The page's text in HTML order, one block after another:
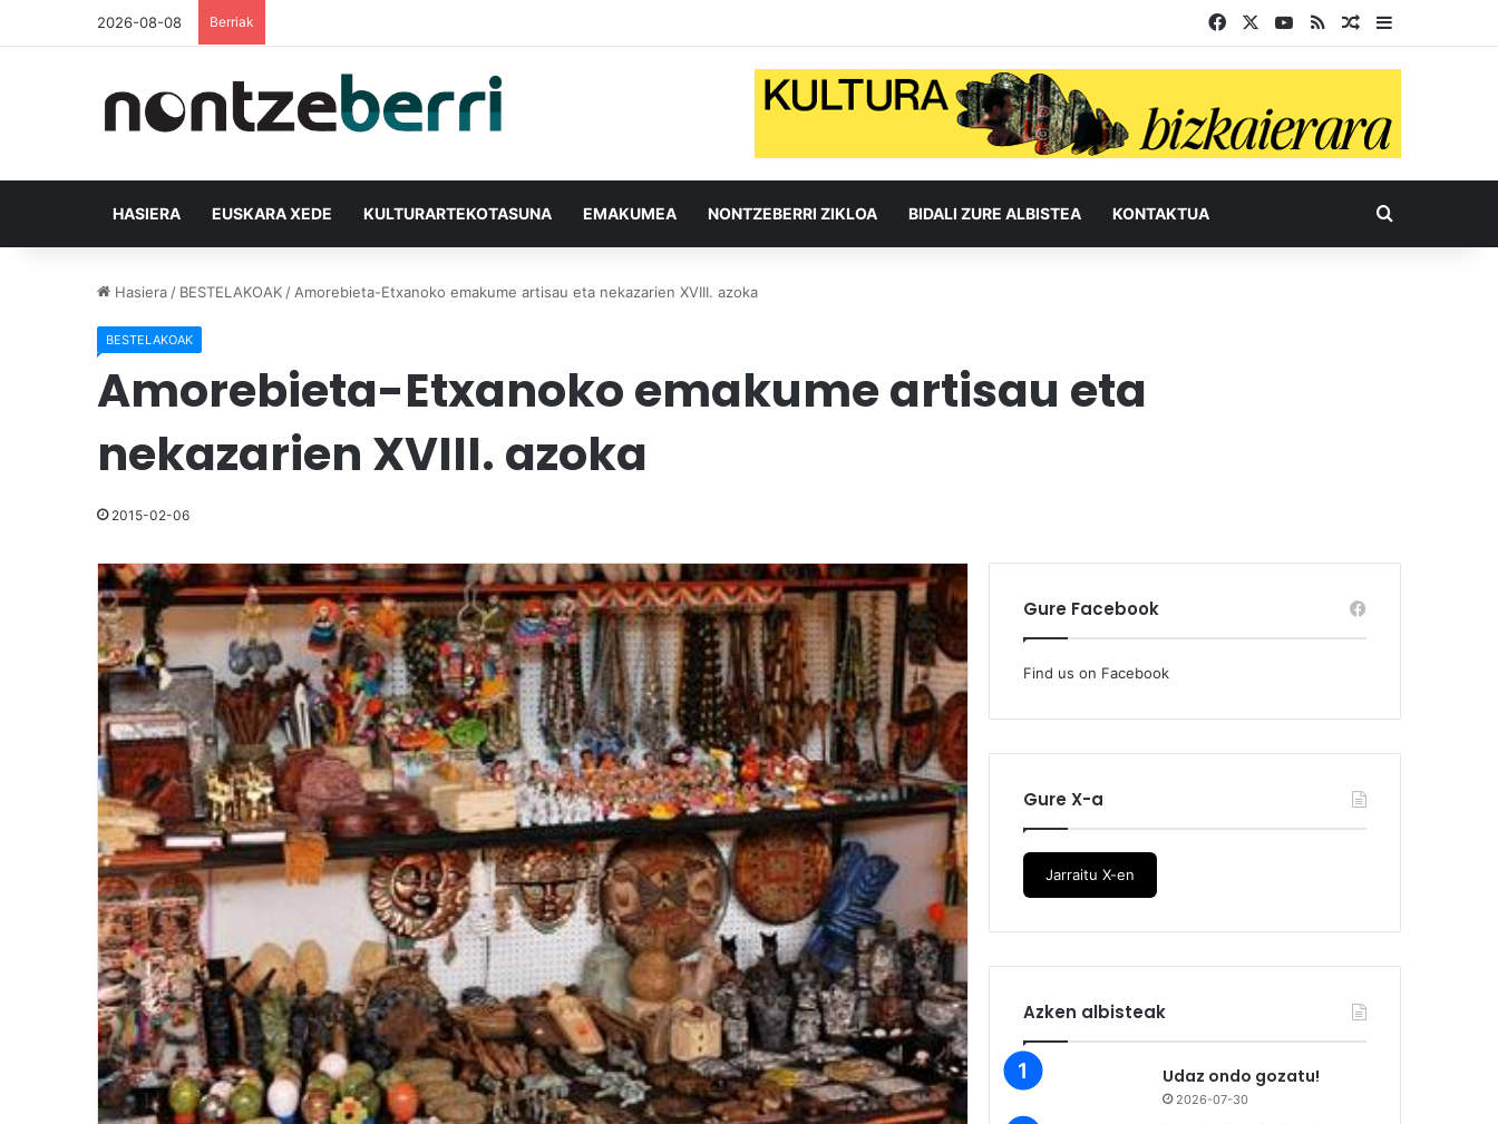
2026-08-08 Berriak Facebook YouTube
RSS Ausazko
HASIERA EUSKARA XEDE KULTURARTEKOTASUNA EMAKUMEA NONTZEBERRI ZIKLOA BIDALI ZURE ALBISTEA KONTAKTUA Bilatu
Hasiera / BESTELAKOAK / Amorebieta-Etxanoko emakume artisau eta nekazarien XVIII. azoka
BESTELAKOAK
Amorebieta-Etxanoko emakume artisau eta
nekazarien XVIII. azoka
2015-02-06
Gure Facebook
Find us on Facebook
Gure X-a
Jarraitu X-en
Azken albisteak
Udaz ondo gozatu!
2026-07-30